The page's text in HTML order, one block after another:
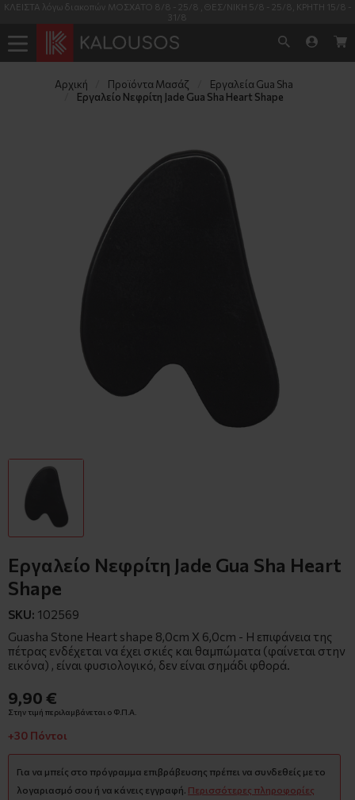
ΚΛΕΙΣΤΑ λόγω διακοπών ΜΟΣΧΑΤΟ 8/8 - 25/8 , ΘΕΣ/ΝΙΚΗ 5/8 - 25/8, ΚΡΗΤΗ 15/8 -
31/8
Αρχική Προϊόντα Μασάζ
Εργαλεία Gua Sha
Εργαλείο Νεφρίτη Jade Gua Sha Heart Shape
Εργαλείο Νεφρίτη Jade Gua Sha Heart
Shape
SKU: 102569
Guasha Stone Heart shape 8,0cm X 6,0cm - Η επιφάνεια της
πέτρας ενδέχεται να έχει σκιές και θαμπώματα (φαίνεται στην
εικόνα) , είναι φυσιολογικό, δεν είναι σημάδι φθορά.
9,90 €
Στην τιμή περιλαμβάνεται ο Φ.Π.Α.
+30 Πόντοι
Για να μπείς στο πρόγραμμα επιβράβευσης πρέπει να συνδεθείς με το
λογαριασμό σου ή να κάνεις εγγραφή. Περισσότερες πληροφορίες